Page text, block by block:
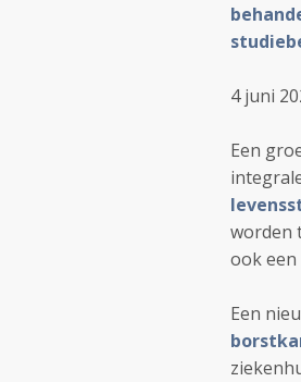
4 juni
Een
worden
ook
Een